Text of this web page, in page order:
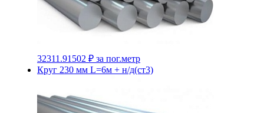
32311.91502 ₽ за пог.метр
Круг 230 мм L=6м + н/д(ст3)